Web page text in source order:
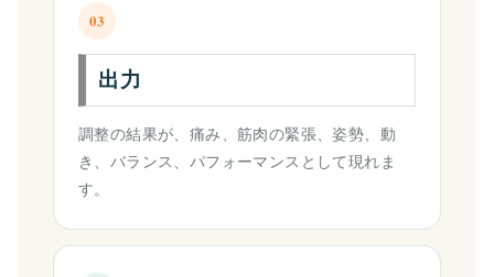
03
出力
調整の結果が、痛み、筋肉の緊張、姿勢、動
き、バランス、パフォーマンスとして現れま
す。